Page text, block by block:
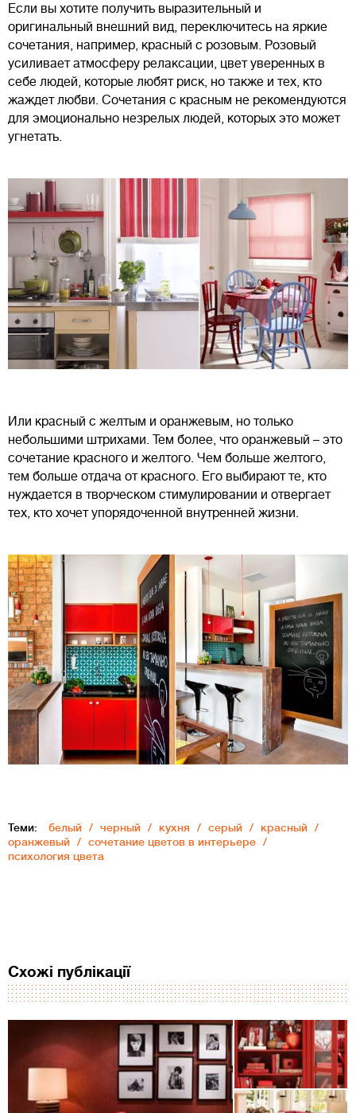
Если вы хотите получить выразительный и
оригинальный внешний вид, переключитесь на яркие
сочетания, например, красный с розовым. Розовый
усиливает атмосферу релаксации, цвет уверенных в
себе людей, которые любят риск, но также и тех, кто
жаждет любви. Сочетания с красным не рекомендуются
для эмоционально незрелых людей, которых это может
угнетать.
Или красный с желтым и оранжевым, но только
небольшими штрихами. Тем более, что оранжевый – это
сочетание красного и желтого. Чем больше желтого,
тем больше отдача от красного. Его выбирают те, кто
нуждается в творческом стимулировании и отвергает
тех, кто хочет упорядоченной внутренней жизни.
Теми: белый черный кухня серый
красный
оранжевый
сочетание цветов в интерьере
психология цвета
Схожі публікації